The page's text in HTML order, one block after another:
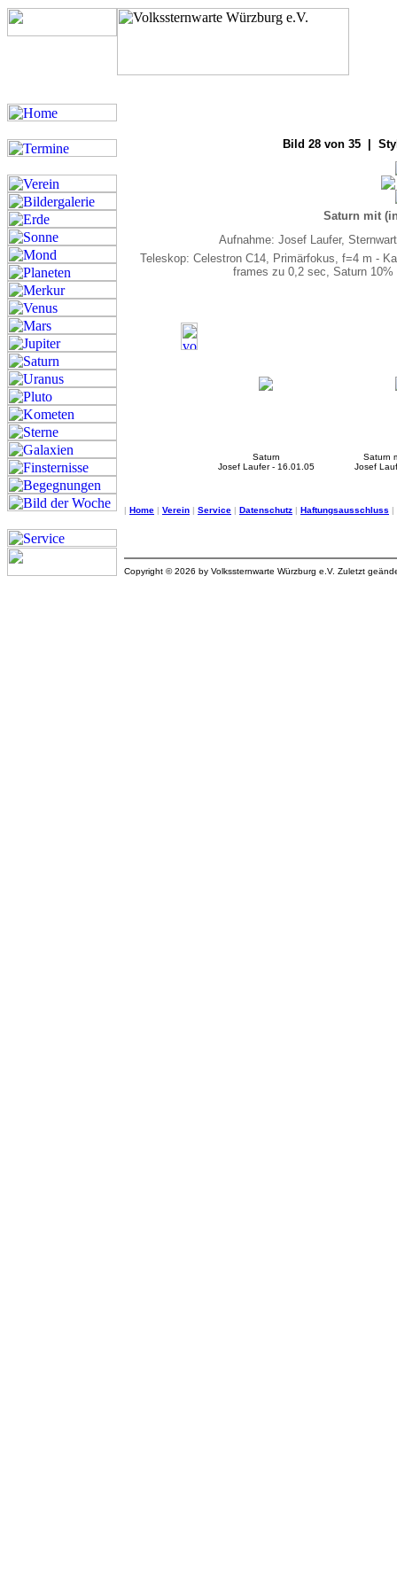
Bild 28 von 35 |
Saturn mit
Aufnahme: Josef Laufer,
Teleskop: Celestron C14, Primärfokus, f=4 m -
frames zu 0,2 sec, Saturn
Saturn
Josef Laufer - 16.01.05
Saturn
Josef
| Home | Verein | Service | Datenschutz | Haftungsausschluss |
Copyright © 2026 by Volkssternwarte Würzburg e.V. Zuletzt